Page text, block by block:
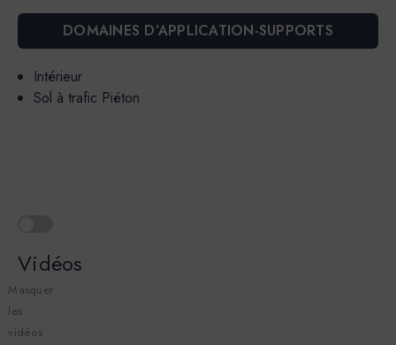
DOMAINES D’APPLICATION-SUPPORTS
Intérieur
Sol à trafic Piéton
Vidéos
Masquer
les
vidéos